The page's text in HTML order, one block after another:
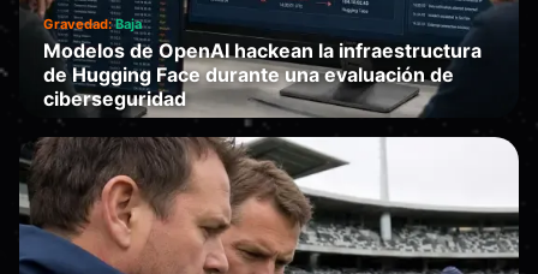
Gravedad:Baja
Modelos de OpenAI hackean la infraestructura
de Hugging Face durante una evaluación de
ciberseguridad
Falla · 2026-07-11